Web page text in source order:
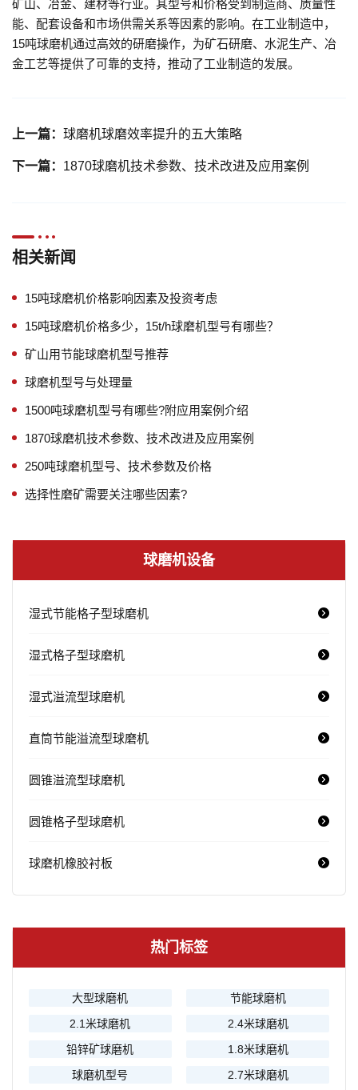
矿山、冶金、建材等行业。其型号和价格受到制造商、质量性
能、配套设备和市场供需关系等因素的影响。在工业制造中，
15吨球磨机通过高效的研磨操作，为矿石研磨、水泥生产、冶
金工艺等提供了可靠的支持，推动了工业制造的发展。
上一篇： 球磨机球磨效率提升的五大策略
下一篇： 1870球磨机技术参数、技术改进及应用案例
相关新闻
15吨球磨机价格影响因素及投资考虑
15吨球磨机价格多少，15t/h球磨机型号有哪些？
矿山用节能球磨机型号推荐
球磨机型号与处理量
1500吨球磨机型号有哪些?附应用案例介绍
1870球磨机技术参数、技术改进及应用案例
250吨球磨机型号、技术参数及价格
选择性磨矿需要关注哪些因素?
球磨机设备
湿式节能格子型球磨机
湿式格子型球磨机
湿式溢流型球磨机
直筒节能溢流型球磨机
圆锥溢流型球磨机
圆锥格子型球磨机
球磨机橡胶衬板
热门标签
大型球磨机
节能球磨机
2.1米球磨机
2.4米球磨机
铅锌矿球磨机
1.8米球磨机
球磨机型号
2.7米球磨机